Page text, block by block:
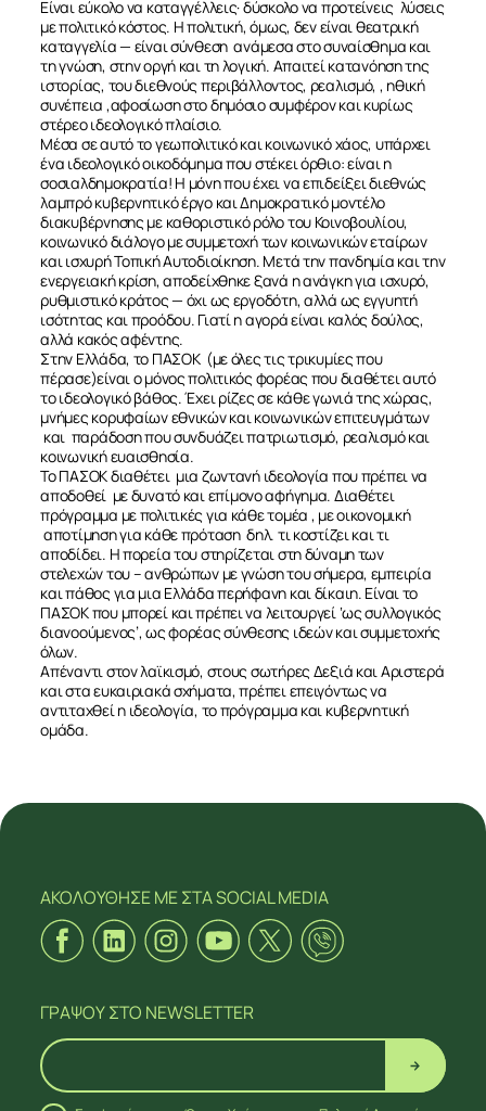
Είναι εύκολο να καταγγέλλεις· δύσκολο να προτείνεις λύσεις
με πολιτικό κόστος. Η πολιτική, όμως, δεν είναι θεατρική
καταγγελία — είναι σύνθεση ανάμεσα στο συναίσθημα και
τη γνώση, στην οργή και τη λογική. Απαιτεί κατανόηση της
ιστορίας, του διεθνούς περιβάλλοντος, ρεαλισμό, , ηθική
συνέπεια ,αφοσίωση στο δημόσιο συμφέρον και κυρίως
στέρεο ιδεολογικό πλαίσιο.
Μέσα σε αυτό το γεωπολιτικό και κοινωνικό χάος, υπάρχει
ένα ιδεολογικό οικοδόμημα που στέκει όρθιο: είναι η
σοσιαλδημοκρατία! Η μόνη που έχει να επιδείξει διεθνώς
λαμπρό κυβερνητικό έργο και Δημοκρατικό μοντέλο
διακυβέρνησης με καθοριστικό ρόλο του Κοινοβουλίου,
κοινωνικό διάλογο με συμμετοχή των κοινωνικών εταίρων
και ισχυρή Τοπική Αυτοδιοίκηση. Μετά την πανδημία και την
ενεργειακή κρίση, αποδείχθηκε ξανά η ανάγκη για ισχυρό,
ρυθμιστικό κράτος — όχι ως εργοδότη, αλλά ως εγγυητή
ισότητας και προόδου. Γιατί η αγορά είναι καλός δούλος,
αλλά κακός αφέντης.
Στην Ελλάδα, το ΠΑΣΟΚ (με όλες τις τρικυμίες που
πέρασε)είναι ο μόνος πολιτικός φορέας που διαθέτει αυτό
το ιδεολογικό βάθος. Έχει ρίζες σε κάθε γωνιά της χώρας,
μνήμες κορυφαίων εθνικών και κοινωνικών επιτευγμάτων
και παράδοση που συνδυάζει πατριωτισμό, ρεαλισμό και
κοινωνική ευαισθησία.
Το ΠΑΣΟΚ διαθέτει μια ζωντανή ιδεολογία που πρέπει να
αποδοθεί με δυνατό και επίμονο αφήγημα. Διαθέτει
πρόγραμμα με πολιτικές για κάθε τομέα , με οικονομική
αποτίμηση για κάθε πρόταση δηλ. τι κοστίζει και τι
αποδίδει. Η πορεία του στηρίζεται στη δύναμη των
στελεχών του – ανθρώπων με γνώση του σήμερα, εμπειρία
και πάθος για μια Ελλάδα περήφανη και δίκαιη. Είναι το
ΠΑΣΟΚ που μπορεί και πρέπει να λειτουργεί ‘ως συλλογικός
διανοούμενος’, ως φορέας σύνθεσης ιδεών και συμμετοχής
όλων.
Απέναντι στον λαϊκισμό, στους σωτήρες Δεξιά και Αριστερά
και στα ευκαιριακά σχήματα, πρέπει επειγόντως να
αντιταχθεί η ιδεολογία, το πρόγραμμα και κυβερνητική
ομάδα.
ΑΚΟΛΟΥΘΗΣΕ ΜΕΣΤΑ SOCIAL MEDIA
ΓΡΑΨΟΥΣΤΟ NEWSLETTER